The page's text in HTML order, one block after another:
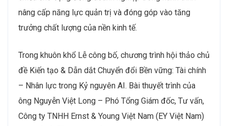
nâng cấp năng lực quản trị và đóng góp vào tăng
trưởng chất lượng của nền kinh tế.
Trong khuôn khổ Lễ công bố, chương trình hội thảo chủ
đề Kiến tạo & Dẫn dắt Chuyển đổi Bền vững: Tài chính
– Nhân lực trong Kỷ nguyên AI. Bài thuyết trình của
ông Nguyễn Việt Long – Phó Tổng Giám đốc, Tư vấn,
Công ty TNHH Ernst & Young Việt Nam (EY Việt Nam)